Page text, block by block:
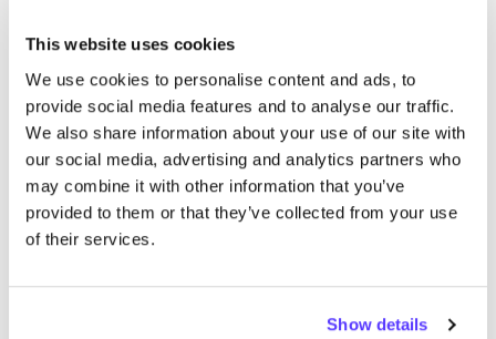
This website uses cookies
We use cookies to personalise content and ads, to
provide social media features and to analyse our traffic.
We also share information about your use of our site with
our social media, advertising and analytics partners who
may combine it with other information that you’ve
provided to them or that they’ve collected from your use
of their services.
Show details